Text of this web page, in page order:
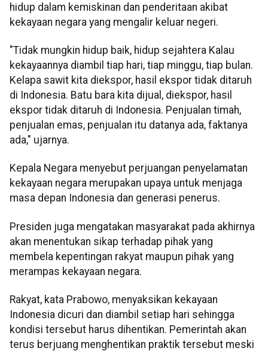
hidup dalam kemiskinan dan penderitaan akibat
kekayaan negara yang mengalir keluar negeri.
"Tidak mungkin hidup baik, hidup sejahtera Kalau
kekayaannya diambil tiap hari, tiap minggu, tiap bulan.
Kelapa sawit kita diekspor, hasil ekspor tidak ditaruh
di Indonesia. Batu bara kita dijual, diekspor, hasil
ekspor tidak ditaruh di Indonesia. Penjualan timah,
penjualan emas, penjualan itu datanya ada, faktanya
ada," ujarnya.
Kepala Negara menyebut perjuangan penyelamatan
kekayaan negara merupakan upaya untuk menjaga
masa depan Indonesia dan generasi penerus.
Presiden juga mengatakan masyarakat pada akhirnya
akan menentukan sikap terhadap pihak yang
membela kepentingan rakyat maupun pihak yang
merampas kekayaan negara.
Rakyat, kata Prabowo, menyaksikan kekayaan
Indonesia dicuri dan diambil setiap hari sehingga
kondisi tersebut harus dihentikan. Pemerintah akan
terus berjuang menghentikan praktik tersebut meski